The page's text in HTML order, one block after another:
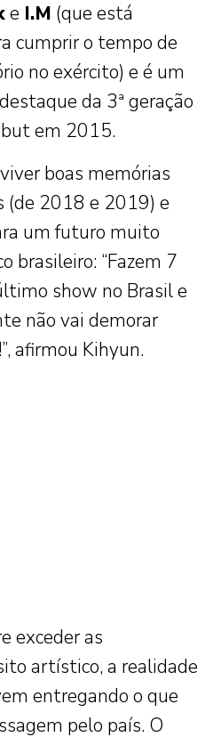
e I.M (que está
cumprir o tempo de
no exército) e é um
da 3ª geração
em 2015.
boas memórias
(de 2018 e 2019) e
um futuro muito
brasileiro: “Fazem 7
show no Brasil e
não vai demorar
afirmou Kihyun.
exceder as
artístico, a realidade
entregando o que
pelo país. O